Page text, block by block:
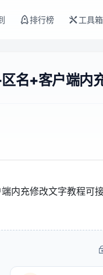
排行榜 工具箱
名+客户端内
内充修改文字教程可